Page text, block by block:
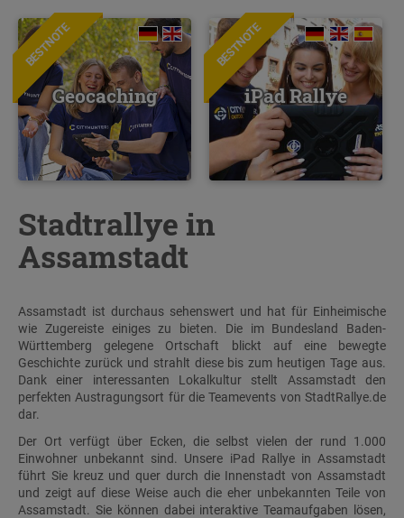
BESTNOTE
Geocaching
BESTNOTE
iPad Rallye
Stadtrallye in
Assamstadt
Assamstadt ist durchaus sehenswert und hat für Einheimische
wie Zugereiste einiges zu bieten. Die im Bundesland Baden-
Württemberg gelegene Ortschaft blickt auf eine bewegte
Geschichte zurück und strahlt diese bis zum heutigen Tage aus.
Dank einer interessanten Lokalkultur stellt Assamstadt den
perfekten Austragungsort für die Teamevents von StadtRallye.de
dar.
Der Ort verfügt über Ecken, die selbst vielen der rund 1.000
Einwohner unbekannt sind. Unsere iPad Rallye in Assamstadt
führt Sie kreuz und quer durch die Innenstadt von Assamstadt
und zeigt auf diese Weise auch die eher unbekannten Teile von
Assamstadt. Sie können dabei interaktive Teamaufgaben lösen,